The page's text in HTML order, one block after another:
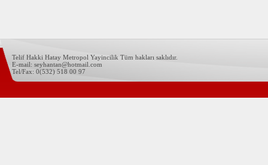
Telif Hakki Hatay Metropol Yayincilik Tüm hakları saklıdır.
E-mail: seyhantan@hotmail.com
Tel/Fax: 0(532) 518 00 97